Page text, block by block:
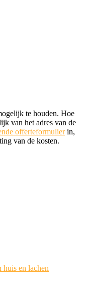
te houden. Hoe
van het adres van de
offerteformulierin,
van de kosten.
huis en lachen